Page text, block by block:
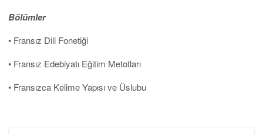
Bölümler
• Fransız Dili Fonetiği
• Fransız Edebiyatı Eğitim Metotları
• Fransızca Kelime Yapısı ve Üslubu